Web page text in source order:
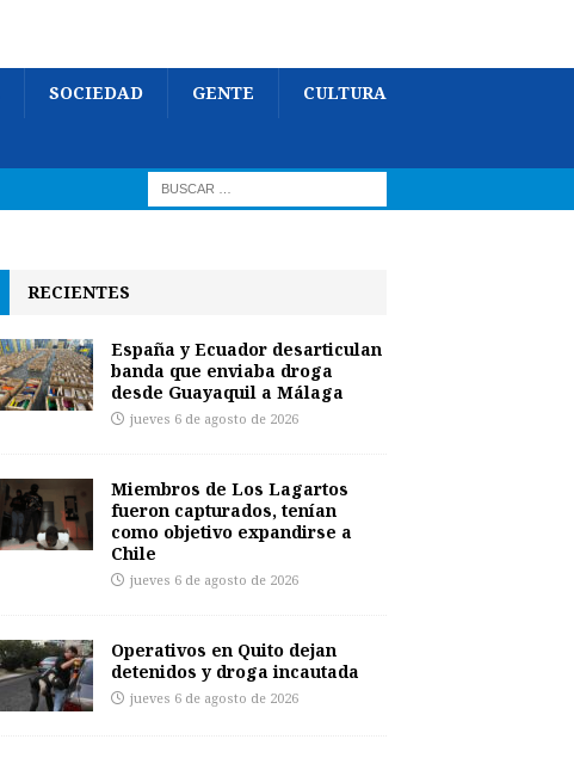
SOCIEDAD GENTE CULTURA
RECIENTES
España y Ecuador desarticulan
banda que enviaba droga
desde Guayaquil a Málaga
jueves 6 de agosto de 2026
Miembros de Los Lagartos
fueron capturados, tenían
como objetivo expandirse a
Chile
jueves 6 de agosto de 2026
Operativos en Quito dejan
detenidos y droga incautada
jueves 6 de agosto de 2026